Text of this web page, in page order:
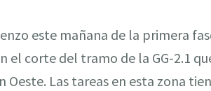
este mañana de la primera
el corte del tramo de la GG-2.1
Oeste. Las tareas en esta zona